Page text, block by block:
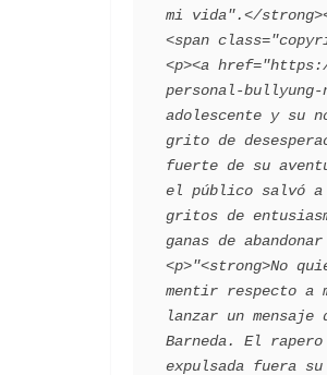
mi vida".</
<span
<p><a
personal-
adolescente y su
grito de
fuerte de su
el público salvó a
gritos de
ganas de
<p>"<strong>No
mentir respecto a
lanzar un
Barneda. El